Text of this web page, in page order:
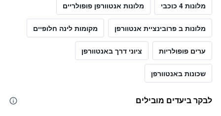
מלונות 4 כוכבי מלונות אנטוורפן פופולריים
מלונות ב פרובינציית אנטוורפן מקומות לינה חלופיים
ערים פופולריות ציוני דרך באנטוורפן
שכונות באנטוורפן
לבקר ביעדים מובילים